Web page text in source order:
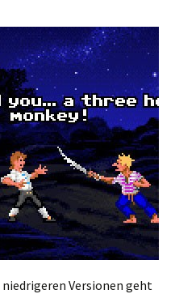
niedrigeren Versionen geht